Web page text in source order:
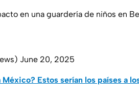
en una guardería de niños en
June 20, 2025
Estos serían los países a